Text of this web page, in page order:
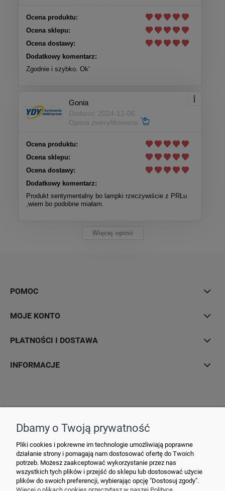
Ocena produktu:
Ocena sklepu:
Ocena dostawy:
Dodatkowy komentarz:
Zgodnie i szybko. Ok'
Gonia
Dodano: 2024-12-06
Opinia zweryfikowana
Ocena produktu:
Ocena sklepu:
Ocena dostawy:
Dodatkowy komentarz:
Produkt sentymentalny bo lampki rzeczywiście z PRLu
,wiem bo podobne miałam.
Więcej opinii
POMOC
MOJE KONTO
PŁATNOŚCI I DOSTAWA
INFORMACJE
+48790635548• MAIL: ydypl
Dbamy o Twoją prywatność
Pliki cookies i pokrewne im technologie umożliwiają poprawne
działanie strony i pomagają nam dostosować ofertę do Twoich
potrzeb. Możesz zaakceptować wykorzystanie przez nas
wszystkich tych plików i przejść do sklepu lub dostosować użycie
plików do swoich preferencji, wybierając opcję "Dostosuj zgody".